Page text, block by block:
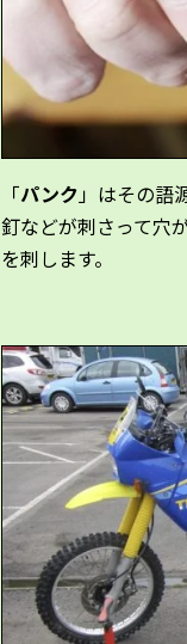
「パンク」はその語
釘などが刺さって穴
を刺します。